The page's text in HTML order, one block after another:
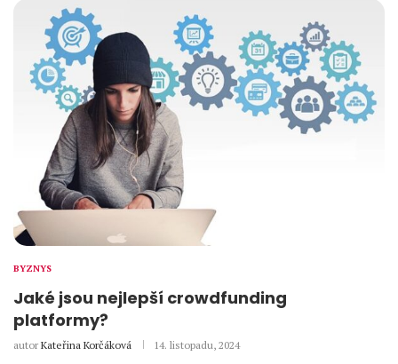
BYZNYS
Jaké jsou nejlepší crowdfunding
platformy?
autor Kateřina Korčáková 14. listopadu, 2024